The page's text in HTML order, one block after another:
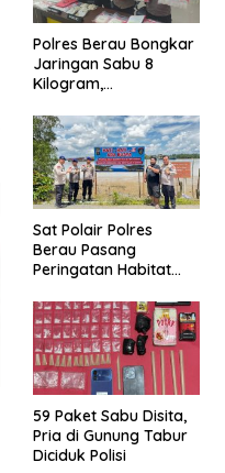
Polres Berau Bongkar
Jaringan Sabu 8
Kilogram,
dari Dalam Lapas
Tarakan
Sat Polair Polres
Berau Pasang
Peringatan Habitat
59 Paket Sabu Disita,
Pria di Gunung Tabur
Diciduk Polisi